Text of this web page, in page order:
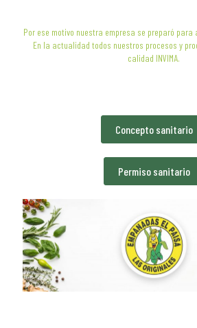
Por ese motivo nuestra empresa se preparó para
En la actualidad todos nuestros procesos y
calidad INVIMA.
Concepto sanitario
Permiso sanitario